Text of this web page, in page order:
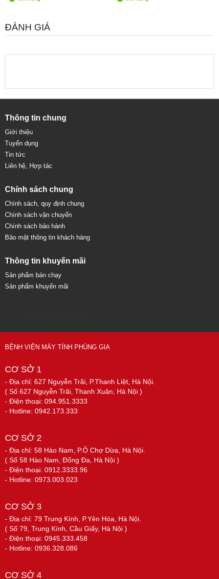
ĐÁNH GIÁ
Thông tin chung
Giới thiệu
Tuyển dụng
Tin tức
Liên hệ, Hợp tác
Chính sách chung
Chính sách, quy định chung
Chính sách vận chuyển
Chính sách bảo hành
Bảo mật thông tin khách hàng
Thông tin khuyến mãi
Sản phẩm bán chạy
Sản phẩm khuyến mãi
BỆNH VIỆN MÁY TÍNH PHÙNG GIA
CƠ SỞ 1
- Địa chỉ: 627 Nguyễn Trãi, P.Thanh Liệt, Hà Nội.
( Số 627 Nguyễn Trãi, Thanh Xuân, Hà Nội )
- Điện thoại: 094.951.3333
- Hotline: 0942.173.333
CƠ SỞ 2
- Địa chỉ: 58 Hào Nam, P.Ô Chợ Dừa, Hà Nội.
( Số 58 Hào Nam, Đống Đa, Hà Nội )
- Điện thoại: 0912.3333.96
- Hotline: 0973.003.023
CƠ SỞ 3
- Địa chỉ: 79 Trung Kính, P.Yên Hòa, Hà Nội.
( Số 79, Trung Kính, Cầu Giấy, Hà Nội )
- Điện thoại: 0945.333.458
- Hotline: 0936.328.086
CƠ SỞ 4